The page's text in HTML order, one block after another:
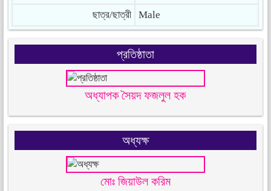
ছাত্র/ছাত্রী
Male
প্রতিষ্ঠাতা
অধ্যাপক সৈয়দ ফজলুল হক
অধ্যক্ষ
মোঃ জিয়াউল করিম